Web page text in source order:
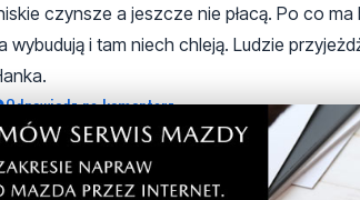
czynsze a jeszcze nie płacą. Po co
i tam niech chleją. Ludzie
Odpowiedz na komentarz
2024 - 18:55:21
komunalnych od socjalnych